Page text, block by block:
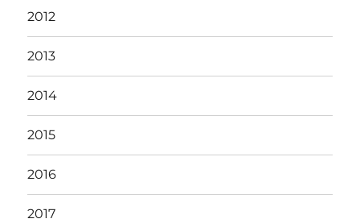
2012
2013
2014
2015
2016
2017